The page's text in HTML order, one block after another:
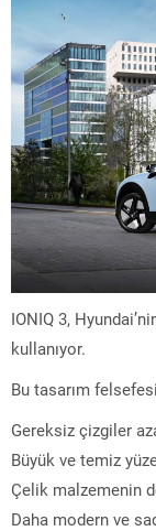
IONIQ 3,
kullanıyor.
Bu tasarım
Gereksiz çizgiler
Büyük ve temiz
Çelik malzemenin
Daha modern ve